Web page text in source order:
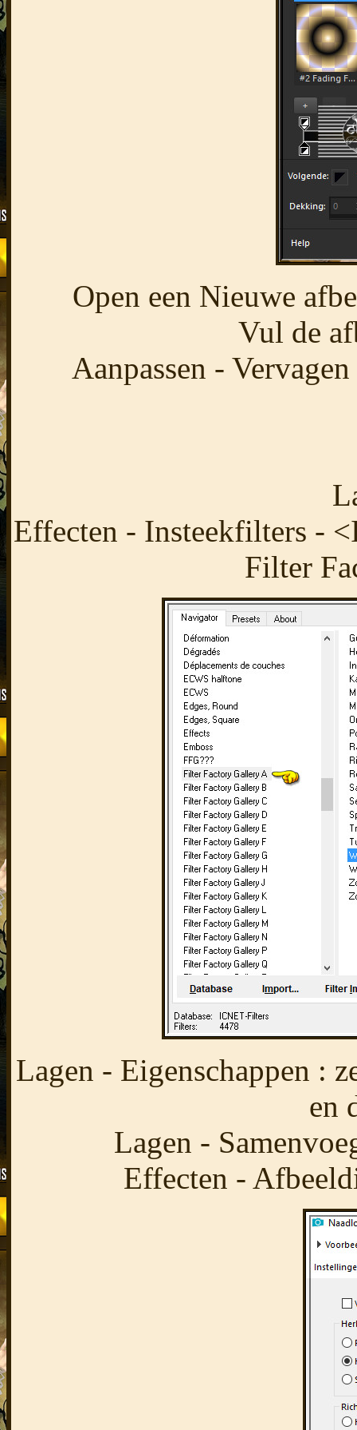
Open een Nieuwe
Vul de
Aanpassen -
Effecten - Insteekfilters -
Filter
Lagen - Eigenschappen :
en
Lagen -
Effecten -